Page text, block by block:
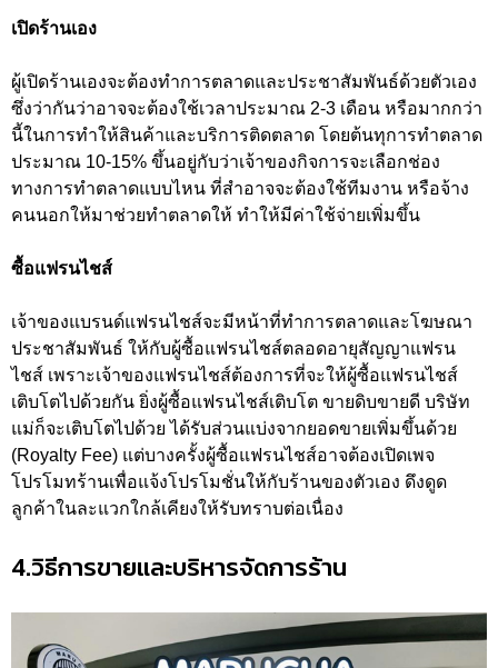
เปิดร้านเอง
ผู้เปิดร้านเองจะต้องทำการตลาดและประชาสัมพันธ์ด้วยตัวเอง
ซึ่งว่ากันว่าอาจจะต้องใช้เวลาประมาณ 2-3 เดือน หรือมากกว่า
นี้ในการทำให้สินค้าและบริการติดตลาด โดยต้นทุการทำตลาด
ประมาณ 10-15% ขึ้นอยู่กับว่าเจ้าของกิจการจะเลือกช่อง
ทางการทำตลาดแบบไหน ที่สำอาจจะต้องใช้ทีมงาน หรือจ้าง
คนนอกให้มาช่วยทำตลาดให้ ทำให้มีค่าใช้จ่ายเพิ่มขึ้น
ซื้อแฟรนไชส์
เจ้าของแบรนด์แฟรนไชส์จะมีหน้าที่ทำการตลาดและโฆษณา
ประชาสัมพันธ์ ให้กับผู้ซื้อแฟรนไชส์ตลอดอายุสัญญาแฟรน
ไชส์ เพราะเจ้าของแฟรนไชส์ต้องการที่จะให้ผู้ซื้อแฟรนไชส์
เติบโตไปด้วยกัน ยิ่งผู้ซื้อแฟรนไชส์เติบโต ขายดิบขายดี บริษัท
แม่ก็จะเติบโตไปด้วย ได้รับส่วนแบ่งจากยอดขายเพิ่มขึ้นด้วย
(Royalty Fee) แต่บางครั้งผู้ซื้อแฟรนไชส์อาจต้องเปิดเพจ
โปรโมทร้านเพื่อแจ้งโปรโมชั่นให้กับร้านของตัวเอง ดึงดูด
ลูกค้าในละแวกใกล้เคียงให้รับทราบต่อเนื่อง
4.วิธีการขายและบริหารจัดการร้าน